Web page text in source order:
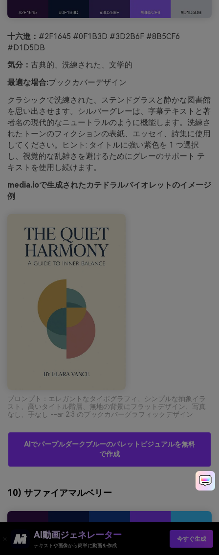
十六進： #2F1645 #0F1B3D #3D2B6F #8B5CF6
#D1D5DB
気分： 古典的、洗練された、文学的
最適な場合:ブックカバーデザイン
クラシックで洗練された、ステンドグラスと静かな図書館
を思い出させます。シルバーグレーは、字幕テキストと著
者名の現代的なニュートラルのように機能します。洗練さ
れたトーンのフィクションの表紙、エッセイ、詩集に使用
してください。ヒント: タイトルに強い紫色を 1 つ選択
し、視覚的な乱雑さを避けるためにグレーのサポート テ
キストを使用し続けます。
media.ioで生成されたカテドラルバイオレットのイメージ
例
プロンプト：エレガントなタイポグラフィ、シンプルな抽象イラ
スト、高いタイトル階層、無地の背景にフラットデザイン、写真
なし、手なし --ar 2:3 のブックカバーグラフィックデザイン
AIでパープルダークブルーのパレットビジュアルを無料
で作成
10) サファイアマルベリー
AI動画ジェネレーター
テキストや画像から簡単に動画を作成
今すぐ生成